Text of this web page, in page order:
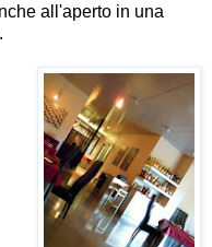
all'aperto in una